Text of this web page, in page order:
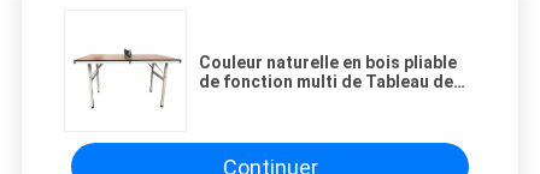
Couleur naturelle en bois pliable
de fonction multi de Tableau de
Continuer